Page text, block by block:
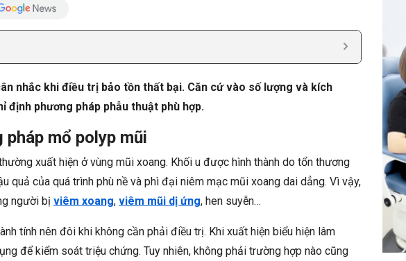
nhắc khi điều trị bảo tồn thất bại. Căn cứ vào số lượng và kích
định phương pháp phẫu thuật phù hợp.
mổ polyp mũi
xuất hiện ở vùng mũi xoang. Khối u được hình thành do tổn thương
quả của quá trình phù nề và phì đại niêm mạc mũi xoang dai dẳng. Vì vậy,
người bị viêm xoang, viêm mũi dị ứng, hen suyễn…
tính nên đôi khi không cần phải điều trị. Khi xuất hiện biểu hiện lâm
để kiểm soát triệu chứng. Tuy nhiên, không phải trường hợp nào cũng